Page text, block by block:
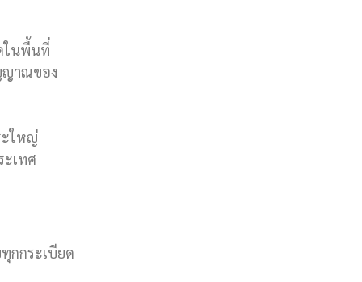
ในพื้นที่
ญาณของ
ะใหญ่
เทศ
กกระเบียด